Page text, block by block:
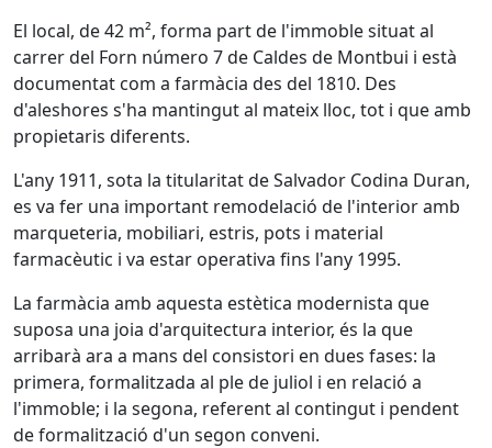
El local, de 42 m², forma part de l'immoble situat al
carrer del Forn número 7 de Caldes de Montbui i està
documentat com a farmàcia des del 1810. Des
d'aleshores s'ha mantingut al mateix lloc, tot i que amb
propietaris diferents.
L'any 1911, sota la titularitat de Salvador Codina Duran,
es va fer una important remodelació de l'interior amb
marqueteria, mobiliari, estris, pots i material
farmacèutic i va estar operativa fins l'any 1995.
La farmàcia amb aquesta estètica modernista que
suposa una joia d'arquitectura interior, és la que
arribarà ara a mans del consistori en dues fases: la
primera, formalitzada al ple de juliol i en relació a
l'immoble; i la segona, referent al contingut i pendent
de formalització d'un segon conveni.